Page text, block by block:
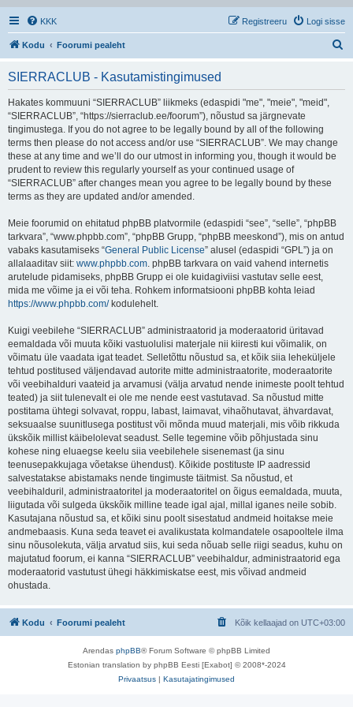
KKK Logi sisse
Registreeru
Kodu Foorumi pealeht
SIERRACLUB - Kasutamistingimused
Hakates kommuuni “SIERRACLUB” liikmeks (edaspidi "me", "meie", "meid",
“SIERRACLUB”, “https://sierraclub.ee/foorum”), nõustud sa järgnevate
tingimustega. If you do not agree to be legally bound by all of the following
terms then please do not access and/or use “SIERRACLUB”. We may change
these at any time and we’ll do our utmost in informing you, though it would be
prudent to review this regularly yourself as your continued usage of
“SIERRACLUB” after changes mean you agree to be legally bound by these
terms as they are updated and/or amended.
Meie foorumid on ehitatud phpBB platvormile (edaspidi “see”, “selle”, “phpBB
tarkvara”, “www.phpbb.com”, “phpBB Grupp, “phpBB meeskond”), mis on antud
vabaks kasutamiseks “General Public License” alusel (edaspidi “GPL”) ja on
allalaaditav siit: www.phpbb.com. phpBB tarkvara on vaid vahend internetis
arutelude pidamiseks, phpBB Grupp ei ole kuidagiviisi vastutav selle eest,
mida me võime ja ei või teha. Rohkem informatsiooni phpBB kohta leiad
https://www.phpbb.com/kodulehelt.
Kuigi veebilehe “SIERRACLUB” administraatorid ja moderaatorid üritavad
eemaldada või muuta kõiki vastuolulisi materjale nii kiiresti kui võimalik, on
võimatu üle vaadata igat teadet. Selletõttu nõustud sa, et kõik siia leheküljele
tehtud postitused väljendavad autorite mitte administraatorite, moderaatorite
või veebihalduri vaateid ja arvamusi (välja arvatud nende inimeste poolt tehtud
teated) ja siit tulenevalt ei ole me nende eest vastutavad. Sa nõustud mitte
postitama ühtegi solvavat, roppu, labast, laimavat, vihaõhutavat, ähvardavat,
seksuaalse suunitlusega postitust või mõnda muud materjali, mis võib rikkuda
ükskõik millist käibelolevat seadust. Selle tegemine võib põhjustada sinu
kohese ning eluaegse keelu siia veebilehele sisenemast (ja sinu
teenusepakkujaga võetakse ühendust). Kõikide postituste IP aadressid
salvestatakse abistamaks nende tingimuste täitmist. Sa nõustud, et
veebihalduril, administraatoritel ja moderaatoritel on õigus eemaldada, muuta,
liigutada või sulgeda ükskõik milline teade igal ajal, millal iganes neile sobib.
Kasutajana nõustud sa, et kõiki sinu poolt sisestatud andmeid hoitakse meie
andmebaasis. Kuna seda teavet ei avalikustata kolmandatele osapooltele ilma
sinu nõusolekuta, välja arvatud siis, kui seda nõuab selle riigi seadus, kuhu on
majutatud foorum, ei kanna “SIERRACLUB” veebihaldur, administraatorid ega
moderaatorid vastutust ühegi häkkimiskatse eest, mis võivad andmeid
ohustada.
Kodu Foorumi pealeht Kõik kellaajad on UTC+03:00
Arendas phpBB® Forum Software © phpBB Limited
Estonian translation by phpBB Eesti [Exabot] © 2008*-2024
Privaatsus | Kasutajatingimused